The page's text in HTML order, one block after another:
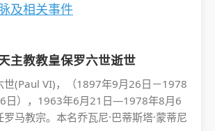
及相关事件
主教教皇保罗六世逝世
世(Paul VI)，（1897年9月26日－1978
日），1963年6月21日—1978年8月6
罗马教宗。本名乔瓦尼·巴蒂斯塔·蒙蒂尼